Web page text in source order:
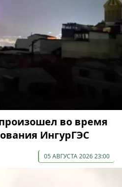
во время
ИнгурГЭС
05 АВГУСТА 2026 23:00